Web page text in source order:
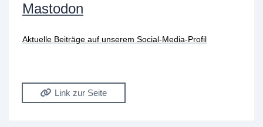
Mastodon
Aktuelle Beiträge auf unserem Social-Media-Profil
Link zur Seite